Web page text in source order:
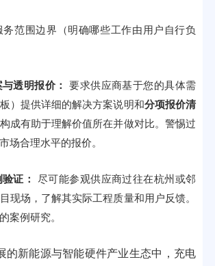
范围边界（明确哪些工作由用户自行负
透明报价：
要求供应商基于您的具体需
）提供详细的解决方案说明和分项报价清
成有助于理解价值所在并做对比。警惕过
场合理水平的报价。
证：
尽可能参观供应商过往在杭州或邻
现场，了解其实际工程质量和用户反馈。
案例研究。
的新能源与智能硬件产业生态中，充电